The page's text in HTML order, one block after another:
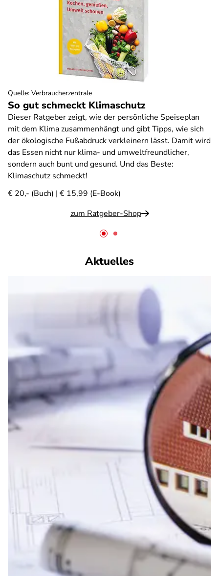
So gut schmeckt Klimaschutz
Dieser Ratgeber zeigt, wie der persönliche Speiseplan
mit dem Klima zusammenhängt und gibt Tipps, wie sich
der ökologische Fußabdruck verkleinern lässt. Damit wird
das Essen nicht nur klima- und umweltfreundlicher,
sondern auch bunt und gesund. Und das Beste:
Klimaschutz schmeckt!
€ 20,- (Buch) | € 15,99 (E-Book)
zum Ratgeber-Shop
Quelle: Verbraucherzentrale
Aktuelles